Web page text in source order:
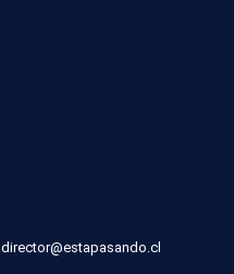
director@estapasando.cl